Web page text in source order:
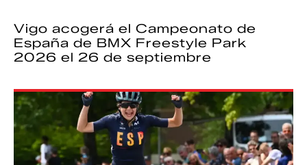
Vigo acogerá el Campeonato de
España de BMX Freestyle Park
2026 el 26 de septiembre